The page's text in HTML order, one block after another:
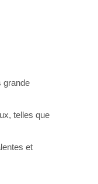
grande
telles que
et